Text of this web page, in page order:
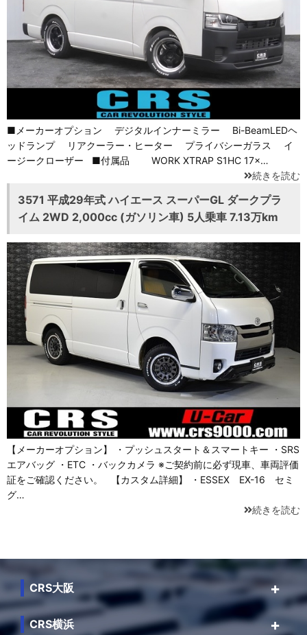
■メーカーオプション デジタルインナーミラー Bi-BeamLEDヘ
ッドランプ リアクーラー・ヒーター プライバシーガラス イ
ージークローザー ■付属品 WORK XTRAP S1HC 17×…
続きを読む
3571 平成29年式 ハイエース スーパーGL ダークプラ
イム 2WD 2,000cc (ガソリン車) 5人乗車 7.13万km
【メーカーオプション】 ・プッシュスタート＆スマートキー ・SRS
エアバッグ ・ETC ・バックカメラ ※ご契約前に必ず現車、車両評価
証をご確認ください。 【カスタム詳細】 ・ESSEX EX-16 セミ
グ…
続きを読む
CRS大阪
CRS横浜